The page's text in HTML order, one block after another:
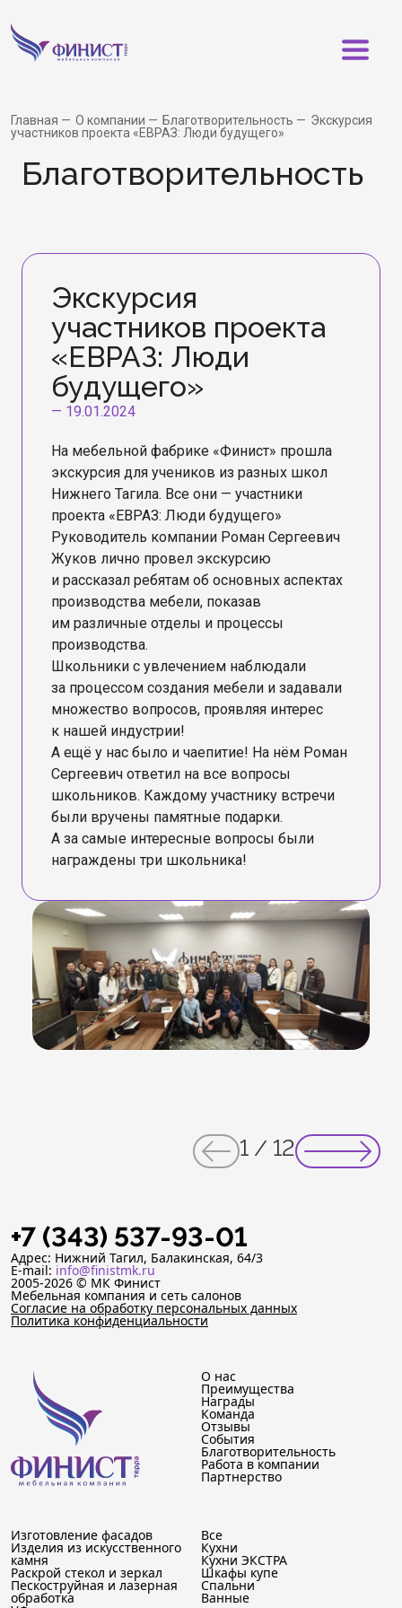
Главная О компании Благотворительность
Экскурсия
участников проекта «ЕВРАЗ: Люди будущего»
Бла­го­тво­ри­тель­ность
Экскурсия
участников проекта
«ЕВРАЗ: Люди
будущего»
— 19.01.2024
На мебельной фабрике «Финист» прошла
экскурсия для учеников из разных школ
Нижнего Тагила. Все они — участники
проекта «ЕВРАЗ: Люди будущего»
Руководитель компании Роман Сергеевич
Жуков лично провел экскурсию
и рассказал ребятам об основных аспектах
производства мебели, показав
им различные отделы и процессы
производства.
Школьники с увлечением наблюдали
за процессом создания мебели и задавали
множество вопросов, проявляя интерес
к нашей индустрии!
А ещё у нас было и чаепитие! На нём Роман
Сергеевич ответил на все вопросы
школьников. Каждому участнику встречи
были вручены памятные подарки.
А за самые интересные вопросы были
награждены три школьника!
1 / 12
+7 (343) 537-93-01
Адрес: Нижний Тагил, Балакинская, 64/3
E-mail: info@finistmk.ru
2005-2026 © МК Финист
Мебельная компания и сеть салонов
Согласие на обработку персональных данных
Политика конфиденциальности
О нас
Преимущества
Награды
Команда
Отзывы
События
Благотворительность
Работа в компании
Партнерство
Изготовление фасадов
Изделия из искусственного
камня
Раскрой стекол и зеркал
Пескоструйная и лазерная
обработка
Все
Кухни
Кухни ЭКСТРА
Шкафы купе
Спальни
Ванные